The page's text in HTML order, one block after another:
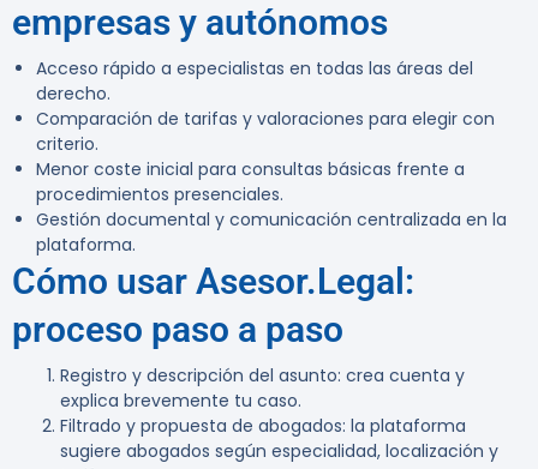
empresas y autónomos
Acceso rápido a especialistas en todas las áreas del
derecho.
Comparación de tarifas y valoraciones para elegir con
criterio.
Menor coste inicial para consultas básicas frente a
procedimientos presenciales.
Gestión documental y comunicación centralizada en la
plataforma.
Cómo usar Asesor.Legal:
proceso paso a paso
Registro y descripción del asunto: crea cuenta y
explica brevemente tu caso.
Filtrado y propuesta de abogados: la plataforma
sugiere abogados según especialidad, localización y